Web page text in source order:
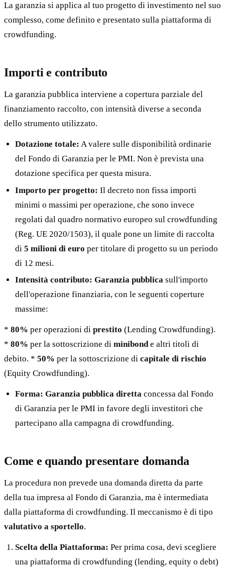
La garanzia si applica al tuo progetto di investimento nel suo
complesso, come definito e presentato sulla piattaforma di
crowdfunding.
Importi e contributo
La garanzia pubblica interviene a copertura parziale del
finanziamento raccolto, con intensità diverse a seconda
dello strumento utilizzato.
Dotazione totale: A valere sulle disponibilità ordinarie
del Fondo di Garanzia per le PMI. Non è prevista una
dotazione specifica per questa misura.
Importo per progetto: Il decreto non fissa importi
minimi o massimi per operazione, che sono invece
regolati dal quadro normativo europeo sul crowdfunding
(Reg. UE 2020/1503), il quale pone un limite di raccolta
di5 milioni di euro per titolare di progetto su un periodo
di 12 mesi.
Intensità contributo: Garanzia pubblica sull'importo
dell'operazione finanziaria, con le seguenti coperture
massime:
* 80% per operazioni di prestito (Lending Crowdfunding).
* 80% per la sottoscrizione di minibonde altri titoli di
debito. * 50% per la sottoscrizione di capitale di rischio
(Equity Crowdfunding).
Forma: Garanzia pubblica diretta concessa dal Fondo
di Garanzia per le PMI in favore degli investitori che
partecipano alla campagna di crowdfunding.
Come e quando presentare domanda
La procedura non prevede una domanda diretta da parte
della tua impresa al Fondo di Garanzia, ma è intermediata
dalla piattaforma di crowdfunding. Il meccanismo è di tipo
valutativo a sportello.
Scelta della Piattaforma: Per prima cosa, devi scegliere
una piattaforma di crowdfunding (lending, equity o debt)